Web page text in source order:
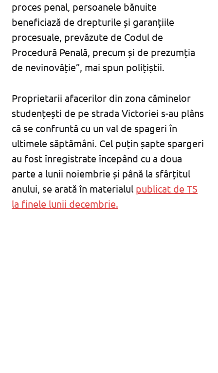
proces penal, persoanele bănuite
beneficiază de drepturile și garanțiile
procesuale, prevăzute de Codul de
Procedură Penală, precum și de prezumția
de nevinovăție”, mai spun polițiștii.
Proprietarii afacerilor din zona căminelor
studențești de pe strada Victoriei s-au plâns
că se confruntă cu un val de spageri în
ultimele săptămâni. Cel puțin șapte spargeri
au fost înregistrate începând cu a doua
parte a lunii noiembrie și până la sfârțitul
anului, se arată în materialul publicat de TS
la finele lunii decembrie.